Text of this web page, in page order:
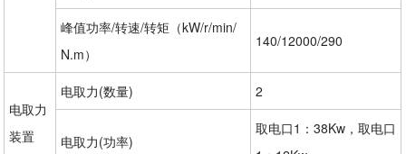
峰值功率/转速/转矩（kW/r/min/
N.m）
140/12000/290
电取力
装置
电取力(数量) 2
电取力(功率)
取电口1：38Kw，取电口